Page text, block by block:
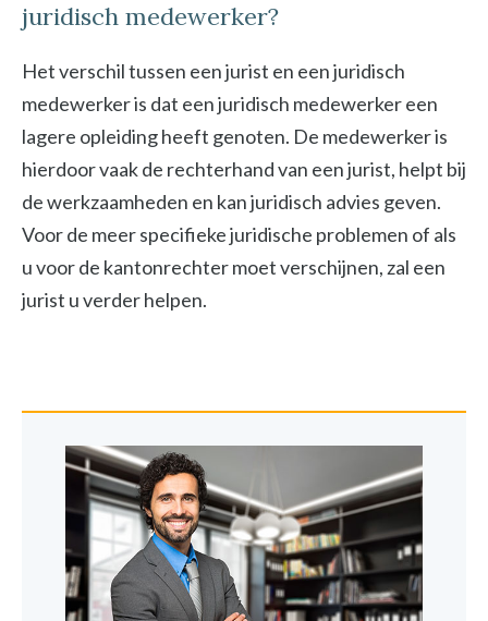
juridisch medewerker?
Het verschil tussen een jurist en een juridisch
medewerker is dat een juridisch medewerker een
lagere opleiding heeft genoten. De medewerker is
hierdoor vaak de rechterhand van een jurist, helpt bij
de werkzaamheden en kan juridisch advies geven.
Voor de meer specifieke juridische problemen of als
u voor de kantonrechter moet verschijnen, zal een
jurist u verder helpen.